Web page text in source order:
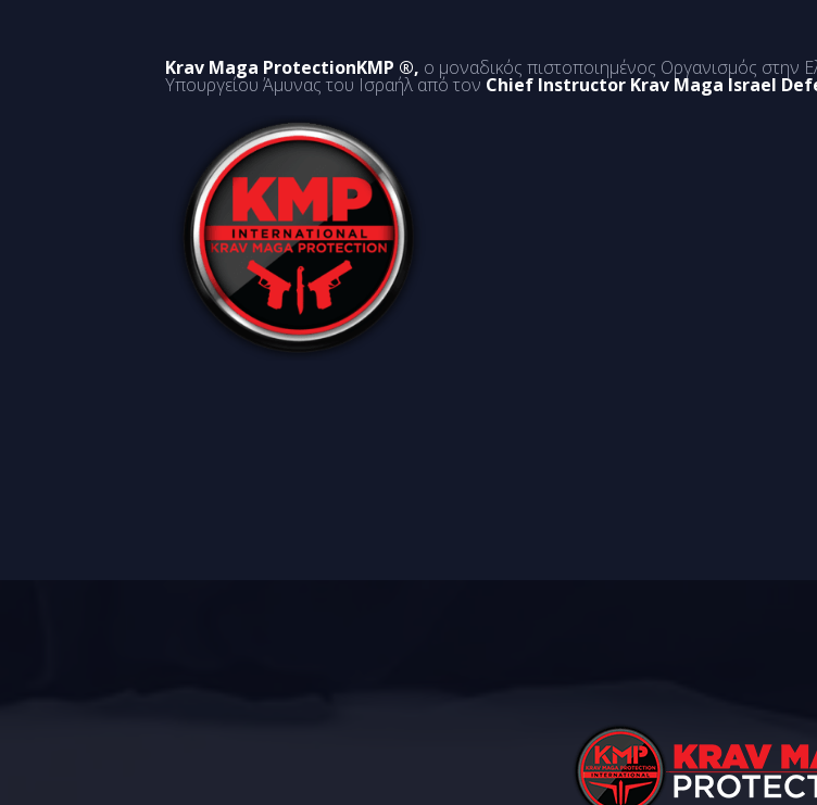
Krav Maga ProtectionKMP ®, ο μοναδικός πιστοποιημένος Οργανισμός στην
Υπουργείου Άμυνας του Ισραήλ από τον Chief Instructor Krav Maga Israel